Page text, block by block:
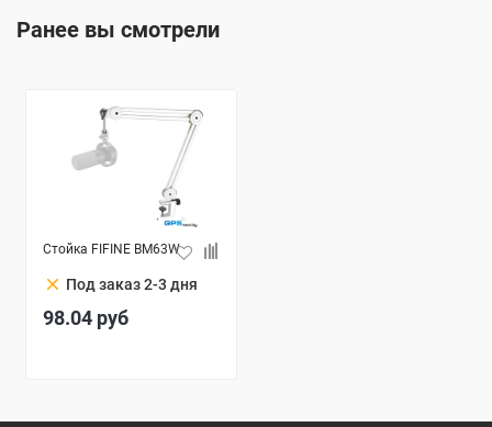
Ранее вы смотрели
Стойка FIFINE BM63W
clear Под заказ 2-3 дня
98.04 руб